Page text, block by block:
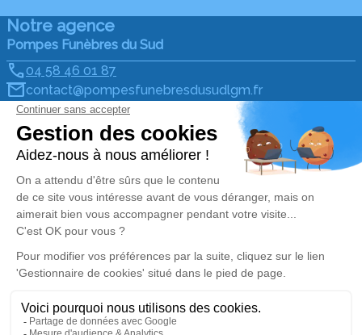
Notre agence
Pompes Funèbres du Sud
04 58 46 01 87
contact@pompesfunebresdusudlgm.fr
471 Avenue de Melgueil - 34280 - La Grande-Motte
4.9/5 - 64 avis
Nos Services
Organiser des obsèques
Prévoir ses obsèques
Monuments funéraires
Services aux familles
Liens utiles
Avis de décès
Demande de rendez-vous
en agence
Nos réseaux sociaux
Politique de traitement des données personnelles